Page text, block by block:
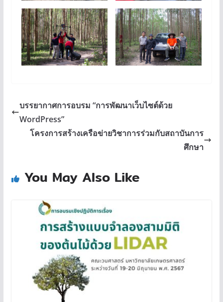
บรรยากาศการอบรม “การพัฒนาเว็บไซต์ด้วย
WordPress”
โครงการสร้างเครือข่ายวิชาการร่วมกับสถาบันการ
ศึกษา
You May Also Like